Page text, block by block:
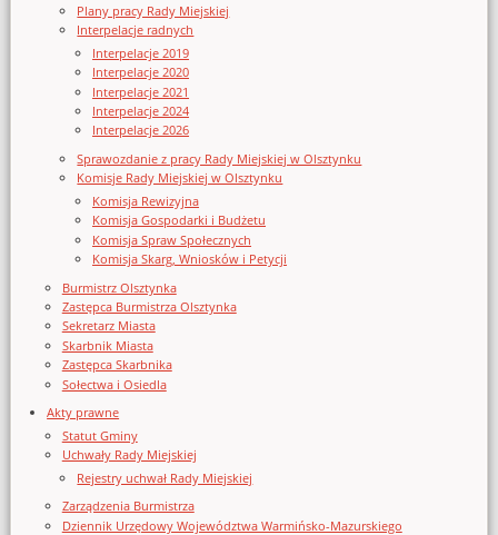
Plany pracy Rady Miejskiej
Interpelacje radnych
Interpelacje 2019
Interpelacje 2020
Interpelacje 2021
Interpelacje 2024
Interpelacje 2026
Sprawozdanie z pracy Rady Miejskiej w Olsztynku
Komisje Rady Miejskiej w Olsztynku
Komisja Rewizyjna
Komisja Gospodarki i Budżetu
Komisja Spraw Społecznych
Komisja Skarg, Wniosków i Petycji
Burmistrz Olsztynka
Zastępca Burmistrza Olsztynka
Sekretarz Miasta
Skarbnik Miasta
Zastępca Skarbnika
Sołectwa i Osiedla
Akty prawne
Statut Gminy
Uchwały Rady Miejskiej
Rejestry uchwał Rady Miejskiej
Zarządzenia Burmistrza
Dziennik Urzędowy Województwa Warmińsko-Mazurskiego